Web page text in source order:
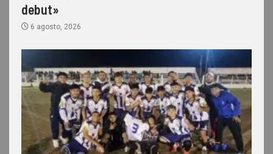
debut»
6 agosto, 2026